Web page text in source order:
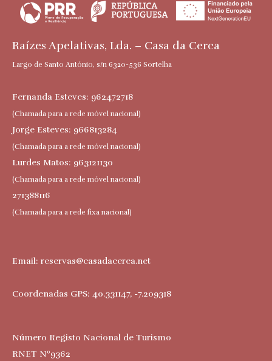
Raízes Apelativas, Lda. – Casa da Cerca
Largo de Santo António, s/n 6320-536 Sortelha
Fernanda Esteves: 962472718
(Chamada para a rede móvel nacional)
Jorge Esteves: 966813284
(Chamada para a rede móvel nacional)
Lurdes Matos: 963121130
(Chamada para a rede móvel nacional)
271388116
(Chamada para a rede fixa nacional)
Email: reservas@casadacerca.net
Coordenadas GPS: 40.331147, -7.209318
Número Registo Nacional de Turismo
RNET Nº9362